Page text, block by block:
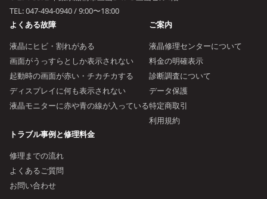
TEL:047-494-0940/ 9:00〜18:00
よくある故障
液晶にヒビ・割れがある
画面がうっすらとしか表示されない
起動時の画面が赤い・チカチカする
ディスプレイに何も表示されない
液晶モニターに赤や青の線が入っている
ご案内
液晶修理センターについて
料金の明確表示
診断調査について
データ保護
特定商取引
利用規約
トラブル事例と修理料金
修理までの流れ
よくあるご質問
お問い合わせ